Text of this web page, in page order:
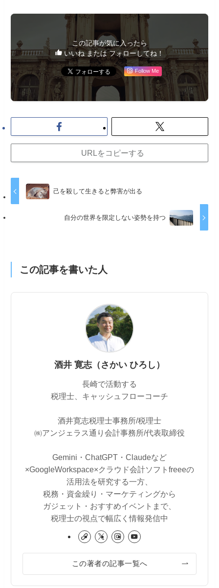
この記事が気に入ったら
いいね または フォローしてね！
Follow Me
URLをコピーする
己を殺して生きると弊害が出る
自分の世界を限定しない姿勢を持つ
この記事を書いた人
酒井 寛志（さかい ひろし）
長崎で活動する
税理士、キャッシュフローコーチ
酒井寛志税理士事務所/税理士
㈱アンジェラス通り会計事務所/代表取締役
Gemini・ChatGPT・Claudeなど
×GoogleWorkspace×クラウド会計ソフトfreeeの
活用法を研究する一方、
税務・資金繰り・マーケティングから
ガジェット・おすすめイベントまで、
税理士の視点で幅広く情報発信中
この著者の記事一覧へ